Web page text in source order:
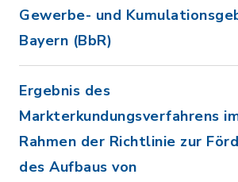
Gewerbe- und
Bayern (BbR)
Ergebnis des
Markterkundungsverfahrens
Rahmen der Richtlinie zur
des Aufbaus von